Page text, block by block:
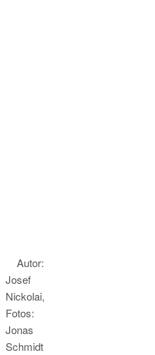
Autor:
Josef
Nickolai,
Fotos:
Jonas
Schmidt